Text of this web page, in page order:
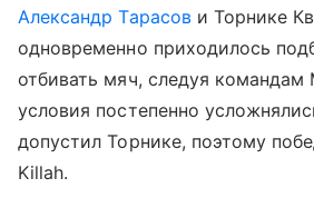
Александр Тарасови Торнике
одновременно приходилось
отбивать мяч, следуя
условия постепенно
допустил Торнике, поэтому
Killah.